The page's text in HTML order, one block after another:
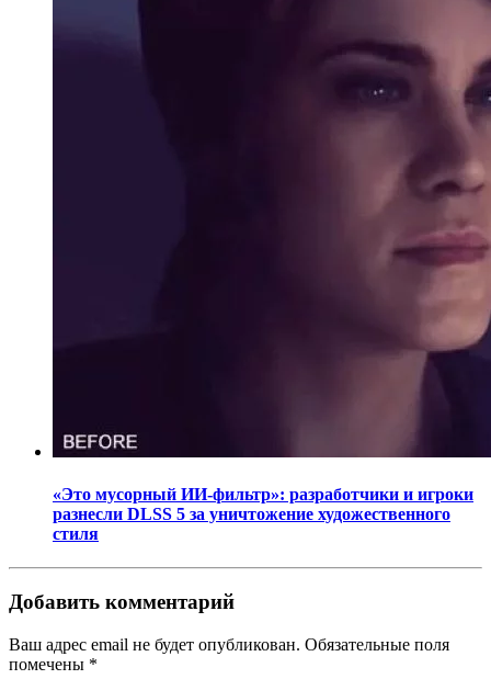
«Это мусорный ИИ-фильтр»: разработчики и игроки
разнесли DLSS 5 за уничтожение художественного
стиля
Добавить комментарий
Ваш адрес email не будет опубликован. Обязательные поля
помечены *